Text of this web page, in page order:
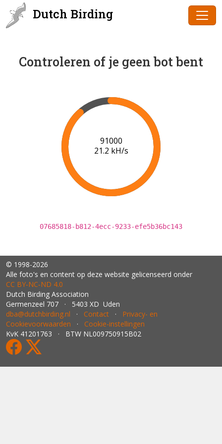
Dutch Birding
Controleren of je geen bot bent
91000
21.2 kH/s
07685818-b812-4ecc-9233-efe5b36bc143
© 1998-2026
Alle foto's en content op deze website gelicenseerd onder
CC BY‑NC‑ND 4.0
Dutch Birding Association
Germenzeel 707 · 5403 XD Uden
dba@dutchbirding.nl · Contact · Privacy- en
Cookievoorwaarden · Cookie-instellingen
KvK 41201763 · BTW NL009750915B02